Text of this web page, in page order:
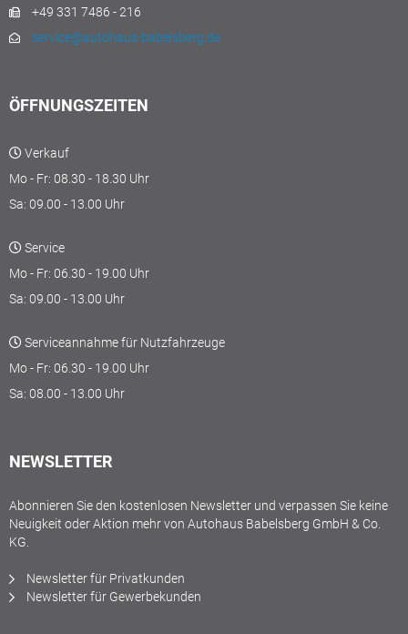
+49 331 7486 - 216
service@autohaus-babelsberg.de
ÖFFNUNGSZEITEN
Verkauf
Mo - Fr: 08.30 - 18.30 Uhr
Sa: 09.00 - 13.00 Uhr
Service
Mo - Fr: 06.30 - 19.00 Uhr
Sa: 09.00 - 13.00 Uhr
Serviceannahme für Nutzfahrzeuge
Mo - Fr: 06.30 - 19.00 Uhr
Sa: 08.00 - 13.00 Uhr
NEWSLETTER
Abonnieren Sie den kostenlosen Newsletter und verpassen Sie keine
Neuigkeit oder Aktion mehr von Autohaus Babelsberg GmbH & Co.
KG.
Newsletter für Privatkunden
Newsletter für Gewerbekunden